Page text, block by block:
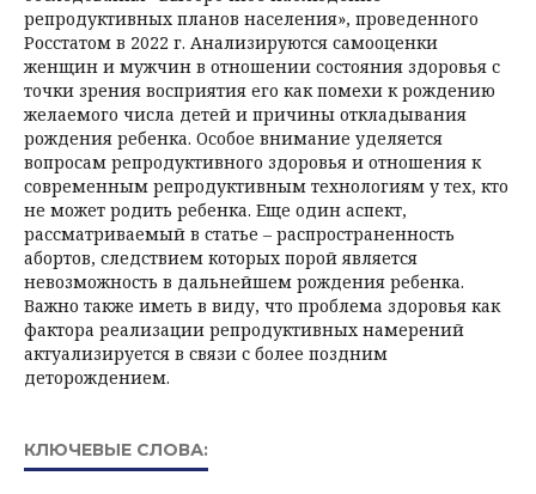
репродуктивных планов населения», проведенного
Росстатом в 2022 г. Анализируются самооценки
женщин и мужчин в отношении состояния здоровья с
точки зрения восприятия его как помехи к рождению
желаемого числа детей и причины откладывания
рождения ребенка. Особое внимание уделяется
вопросам репродуктивного здоровья и отношения к
современным репродуктивным технологиям у тех, кто
не может родить ребенка. Еще один аспект,
рассматриваемый в статье – распространенность
абортов, следствием которых порой является
невозможность в дальнейшем рождения ребенка.
Важно также иметь в виду, что проблема здоровья как
фактора реализации репродуктивных намерений
актуализируется в связи с более поздним
деторождением.
КЛЮЧЕВЫЕ СЛОВА: